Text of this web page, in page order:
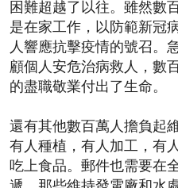
困難超越了以往。雖然數
是在家工作，以防範新冠
人響應抗擊疫情的號召。
顧個人安危治病救人，數
的盡職敬業付出了生命。
還有其他數百萬人擔負起
有人種植，有人加工，有
吃上食品。郵件也需要在